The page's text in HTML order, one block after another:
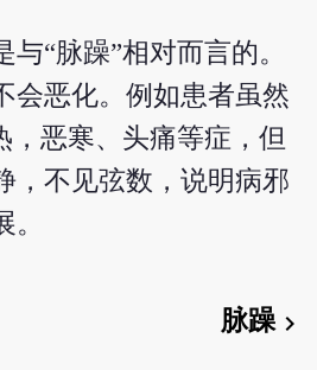
“脉躁”相对而言的。
会恶化。例如患者虽然
，恶寒、头痛等症，但
，不见弦数，说明病邪
脉躁chevron_right